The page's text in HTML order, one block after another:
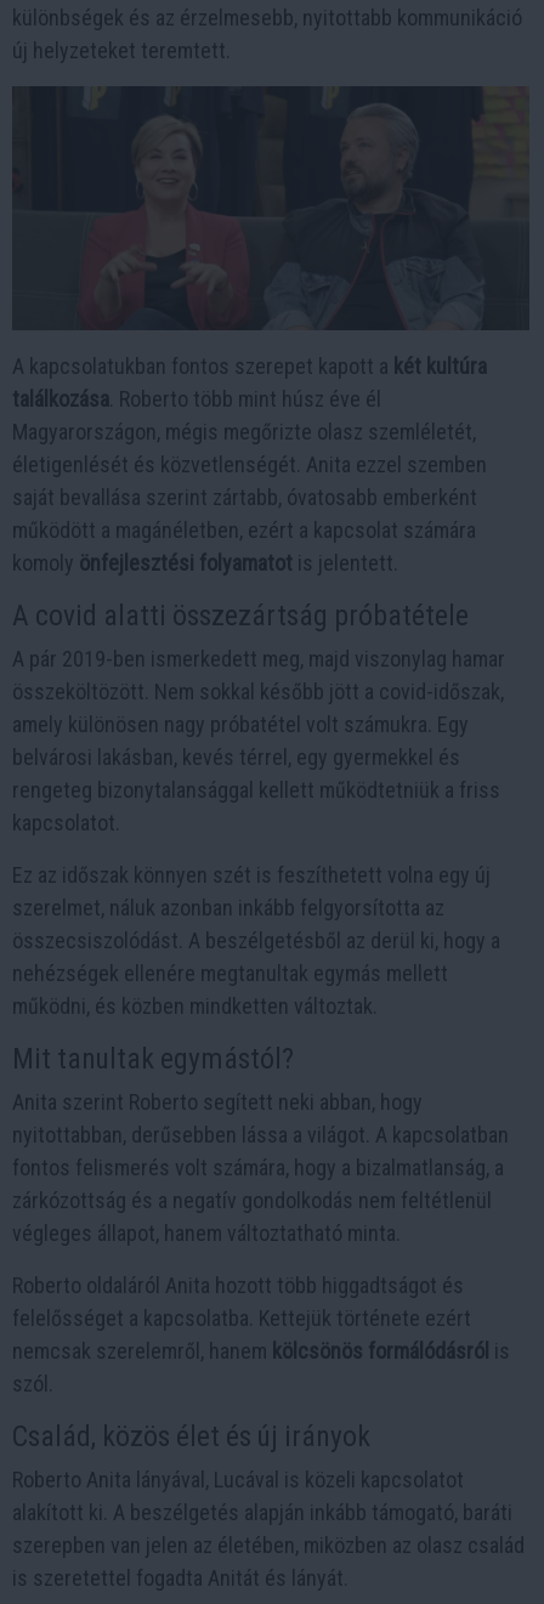
különbségek és az érzelmesebb, nyitottabb kommunikáció
új helyzeteket teremtett.
A kapcsolatukban fontos szerepet kapott a két kultúra
találkozása . Roberto több mint húsz éve él
Magyarországon, mégis megőrizte olasz szemléletét,
életigenlését és közvetlenségét. Anita ezzel szemben
saját bevallása szerint zártabb, óvatosabb emberként
működött a magánéletben, ezért a kapcsolat számára
komoly önfejlesztési folyamatot is jelentett.
A covid alatti összezártság próbatétele
A pár 2019-ben ismerkedett meg, majd viszonylag hamar
összeköltözött. Nem sokkal később jött a covid-időszak,
amely különösen nagy próbatétel volt számukra. Egy
belvárosi lakásban, kevés térrel, egy gyermekkel és
rengeteg bizonytalansággal kellett működtetniük a friss
kapcsolatot.
Ez az időszak könnyen szét is feszíthetett volna egy új
szerelmet, náluk azonban inkább felgyorsította az
összecsiszolódást. A beszélgetésből az derül ki, hogy a
nehézségek ellenére megtanultak egymás mellett
működni, és közben mindketten változtak.
Mit tanultak egymástól?
Anita szerint Roberto segített neki abban, hogy
nyitottabban, derűsebben lássa a világot. A kapcsolatban
fontos felismerés volt számára, hogy a bizalmatlanság, a
zárkózottság és a negatív gondolkodás nem feltétlenül
végleges állapot, hanem változtatható minta.
Roberto oldaláról Anita hozott több higgadtságot és
felelősséget a kapcsolatba. Kettejük története ezért
nemcsak szerelemről, hanem kölcsönös formálódásról is
szól.
Család, közös élet és új irányok
Roberto Anita lányával, Lucával is közeli kapcsolatot
alakított ki. A beszélgetés alapján inkább támogató, baráti
szerepben van jelen az életében, miközben az olasz család
is szeretettel fogadta Anitát és lányát.